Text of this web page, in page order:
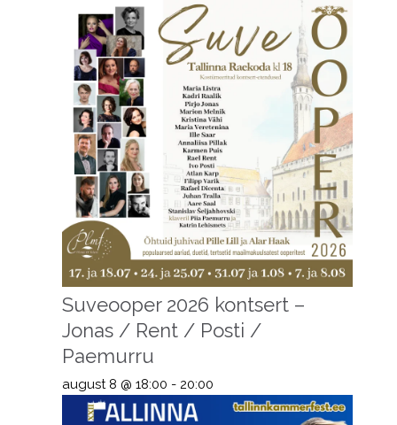
Suveooper 2026 kontsert –
Jonas / Rent / Posti /
Paemurru
august 8 @ 18:00 - 20:00